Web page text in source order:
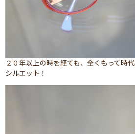
２０年以上の時を経ても、全くもって時
シルエット！